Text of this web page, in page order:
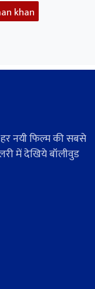
khan
नयी फिल्म की सबसे
में देखिये बॉलीवुड